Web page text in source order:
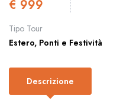
€ 999
Tipo Tour
Estero, Ponti e Festività
Descrizione